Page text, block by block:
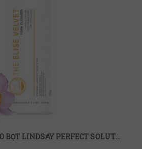
SỮA RỬA MẶT TẠO BỌT LINDSAY PERFECT SOLUTION 500ML